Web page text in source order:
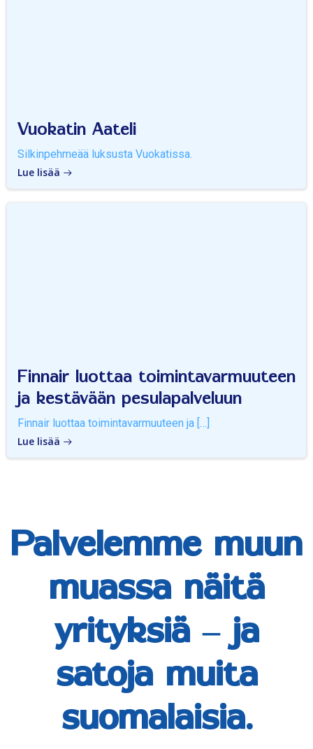
Vuokatin Aateli
Silkinpehmeää luksusta Vuokatissa.
Lue lisää
Finnair luottaa toimintavarmuuteen
ja kestävään pesulapalveluun
Finnair luottaa toimintavarmuuteen ja […]
Lue lisää
Palvelemme muun
muassa näitä
yrityksiä – ja
satoja muita
suomalaisia.